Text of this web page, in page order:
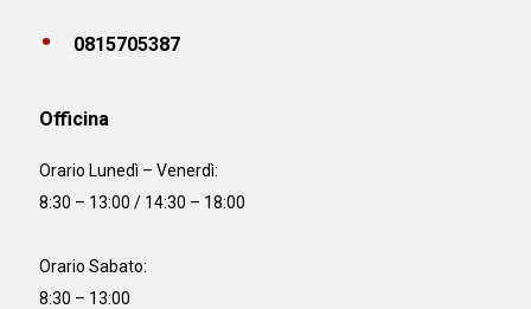
0815705387
Officina
OrarioLunedì – Venerdì:
8:30 – 13:00 / 14:30 – 18:00
Orario Sabato:
8:30 – 13:00